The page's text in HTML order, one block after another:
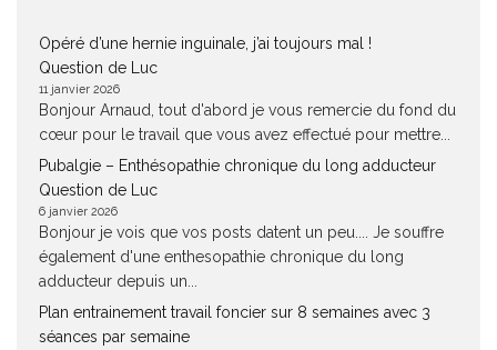
Opéré d’une hernie inguinale, j’ai toujours mal !
Question de Luc
11 janvier 2026
Bonjour Arnaud, tout d'abord je vous remercie du fond du
cœur pour le travail que vous avez effectué pour mettre...
Pubalgie – Enthésopathie chronique du long adducteur
Question de Luc
6 janvier 2026
Bonjour je vois que vos posts datent un peu.... Je souffre
également d'une enthesopathie chronique du long
adducteur depuis un...
Plan entrainement travail foncier sur 8 semaines avec 3
séances par semaine